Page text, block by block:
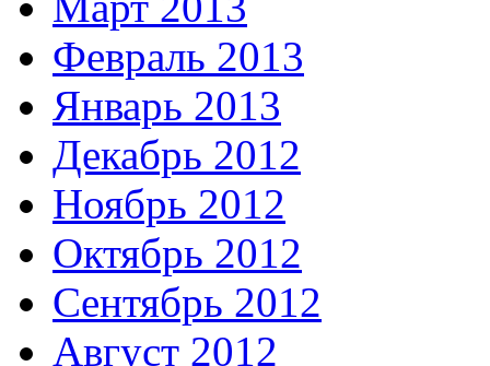
Февраль 2013
Январь 2013
Декабрь 2012
Ноябрь 2012
Октябрь 2012
Сентябрь 2012
Август 2012